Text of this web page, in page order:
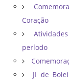
Coração
período
JI de